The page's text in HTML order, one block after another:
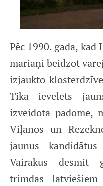
Pēc 1990. gada,
mariāņi beidzot
izjaukto
Tika ievēlēts
izveidota padome,
Viļānos un
jaunus
Vairākus desmit
trimdas